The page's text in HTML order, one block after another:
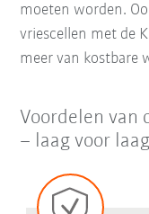
moeten worden.
vriescellen met de
meer van kostbare
Voordelen van
– laag voor